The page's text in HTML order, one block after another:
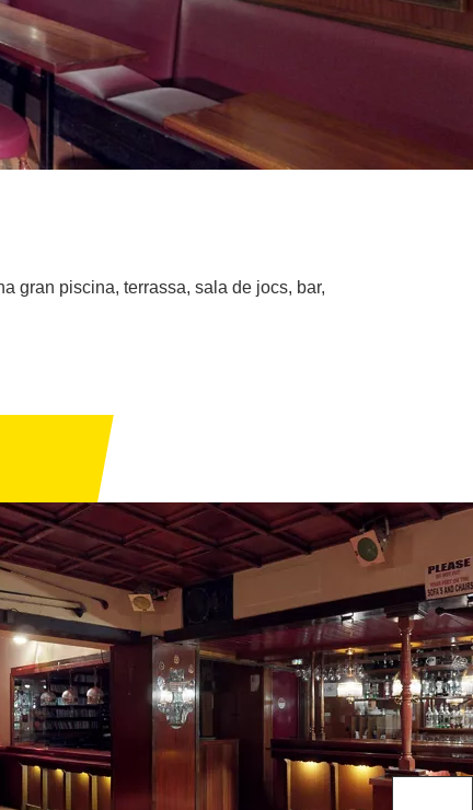
gran piscina, terrassa, sala de jocs, bar,